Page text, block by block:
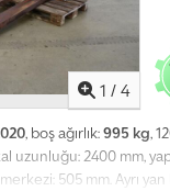
1 / 4
, boş ağırlık:995 kg,
2400 mm,
505 mm. Ayrı